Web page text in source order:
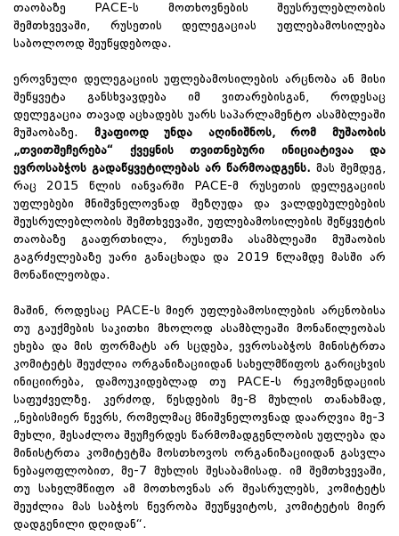
თაობაზე PACE-ს მოთხოვნების შეუსრულებლობის
შემთხვევაში, რუსეთის დელეგაციას უფლებამოსილება
საბოლოოდ შეუწყდებოდა.
ეროვნული დელეგაციის უფლებამოსილების არცნობა ან მისი
შეწყვეტა განსხვავდება იმ ვითარებისგან, როდესაც
დელეგაცია თავად აცხადებს უარს საპარლამენტო ასამბლეაში
მუშაობაზე.
მკაფიოდ უნდა აღინიშნოს, რომ მუშაობის
„თვითშეჩერება“ ქვეყნის თვითნებური ინიციატივაა და
ევროსაბჭოს გადაწყვეტილებას არ წარმოადგენს. მას შემდეგ,
რაც 2015 წლის იანვარში PACE-მ რუსეთის დელეგაციის
უფლებები მნიშვნელოვნად შეზღუდა და ვალდებულებების
შეუსრულებლობის შემთხვევაში, უფლებამოსილების შეწყვეტის
თაობაზე გააფრთხილა, რუსეთმა ასამბლეაში მუშაობის
გაგრძელებაზე უარი განაცხადა და 2019 წლამდე მასში არ
მონაწილეობდა.
მაშინ, როდესაც PACE-ს მიერ უფლებამოსილების არცნობისა
თუ გაუქმების საკითხი მხოლოდ ასამბლეაში მონაწილეობას
ეხება და მის ფორმატს არ სცდება, ევროსაბჭოს მინისტრთა
კომიტეტს შეუძლია ორგანიზაციიდან სახელმწიფოს გარიცხვის
ინიციირება, დამოუკიდებლად თუ PACE-ს რეკომენდაციის
საფუძველზე. კერძოდ, წესდების მე-8 მუხლის თანახმად,
„ნებისმიერ წევრს, რომელმაც მნიშვნელოვნად დაარღვია მე-3
მუხლი, შესაძლოა შეუჩერდეს წარმომადგენლობის უფლება და
მინისტრთა კომიტეტმა მოსთხოვოს ორგანიზაციიდან გასვლა
ნებაყოფლობით, მე-7 მუხლის შესაბამისად. იმ შემთხვევაში,
თუ სახელმწიფო ამ მოთხოვნას არ შეასრულებს, კომიტეტს
შეუძლია მას საბჭოს წევრობა შეუწყვიტოს, კომიტეტის მიერ
დადგენილი დღიდან“.